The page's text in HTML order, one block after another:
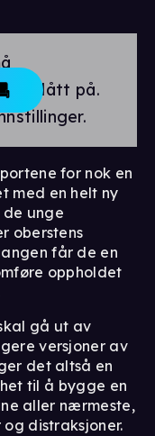
slått på.
for nok en
med en helt ny
unge
oberstens
får de en
oppholdet
gå ut av
versjoner av
det altså en
til å bygge en
aller nærmeste,
distraksjoner.